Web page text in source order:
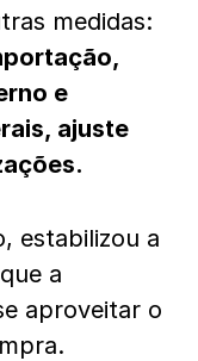
medidas:
e
ajuste
estabilizou a
a
aproveitar o